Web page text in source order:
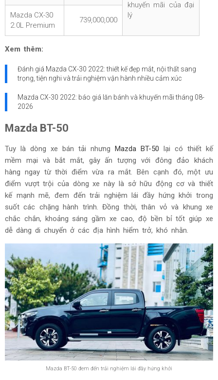
khuyến mãi của đại
lý
Mazda CX-30
2.0L Premium
739,000,000
Xem thêm:
Đánh giá Mazda CX-30 2022: thiết kế đẹp mắt, nội thất sang
trọng, tiện nghi và trải nghiệm vận hành nhiều cảm xúc
Mazda CX-30 2022: báo giá lăn bánh và khuyến mãi tháng 08-
2026
Mazda BT-50
Tuy là dòng xe bán tải nhưng Mazda BT-50 lại có thiết kế
mềm mại và bắt mắt, gây ấn tượng với đông đảo khách
hàng ngay từ thời điểm vừa ra mắt. Bên cạnh đó, một ưu
điểm vượt trội của dòng xe này là sở hữu động cơ và thiết
kế mạnh mẽ, đem đến trải nghiệm lái đầy hứng khởi trong
suốt các chặng hành trình. Đồng thời, thân vỏ và khung xe
chắc chắn, khoảng sáng gầm xe cao, độ bền bỉ tốt giúp xe
dễ dàng di chuyển ở các địa hình hiểm trở, khó nhằn.
Mazda BT-50 đem đến trải nghiệm lái đầy hứng khởi